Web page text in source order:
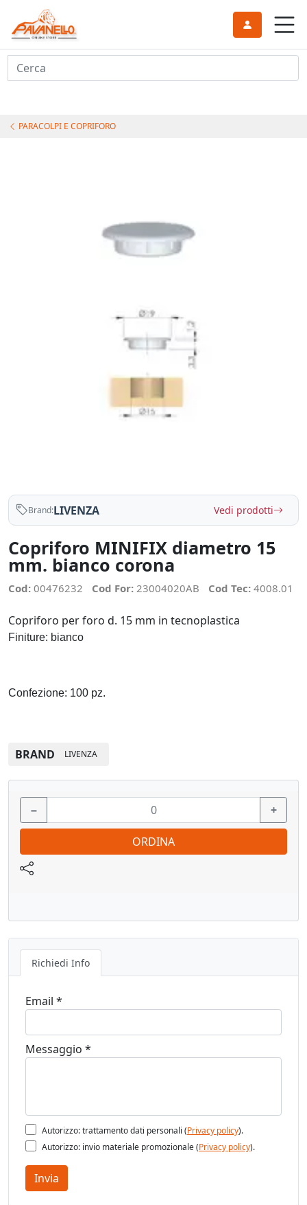
Cerca
PARACOLPI E COPRIFORO
Brand:LIVENZA Vedi prodotti
Copriforo MINIFIX diametro 15
mm. bianco corona
Cod: 00476232 Cod For: 23004020AB Cod Tec: 4008.01
Copriforo per foro d. 15 mm in tecnoplastica
Finiture: bianco
Confezione: 100 pz.
BRAND LIVENZA
− +
ORDINA
Richiedi Info
Email *
Messaggio *
Autorizzo: trattamento dati personali (Privacy policy).
Autorizzo: invio materiale promozionale (Privacy policy).
Invia